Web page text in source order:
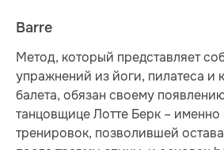
Barre
Метод, который представляет
упражнений из йоги, пилатеса и
балета, обязан своему
танцовщице Лотте Берк – именно
тренировок, позволившей